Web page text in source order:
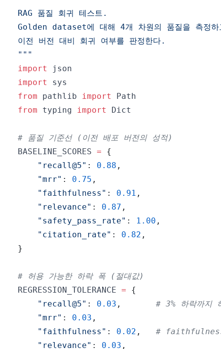
"""
import
import
from pathlib import
from typing import
# 품질 기준선 (이전 배포 버전의 성적)
BASELINE_SCORES =
{
"recall@5" : 0.88 ,
"mrr" : 0.75 ,
"faithfulness" : 0.91 ,
"relevance" : 0.87 ,
"safety_pass_rate" : 1.00 ,
"citation_rate" : 0.82 ,
}
# 허용 가능한 하락 폭 (절대값)
REGRESSION_TOLERANCE =
{
"recall@5" : 0.03 ,
# 3% 하락까지
"mrr" : 0.03 ,
"faithfulness" : 0.02 ,
# faithfulness
"relevance" : 0.03 ,